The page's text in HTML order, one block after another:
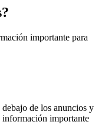
importante para
debajo de los anuncios y
información importante